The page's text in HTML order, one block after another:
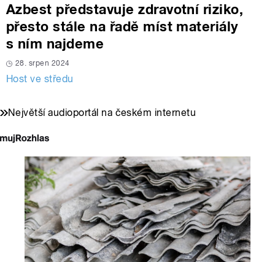
Azbest představuje zdravotní riziko,
přesto stále na řadě míst materiály
s ním najdeme
28. srpen 2024
Host ve středu
Největší audioportál na českém internetu